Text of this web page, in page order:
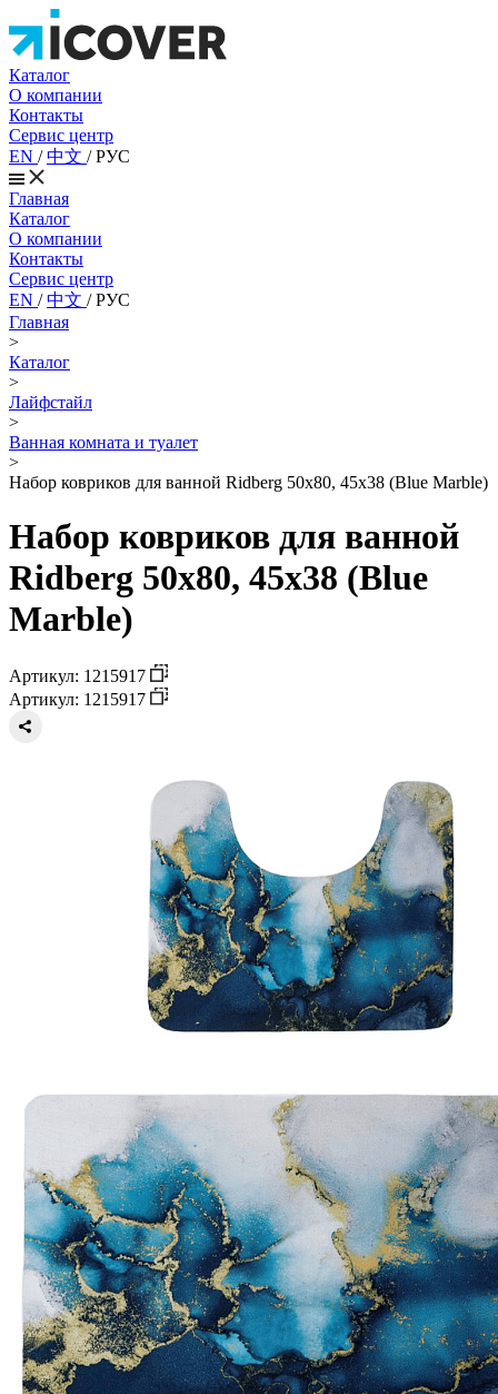
Каталог
О компании
Контакты
Сервис центр
EN /中文 /РУС
Главная
Каталог
О компании
Контакты
Сервис центр
EN /中文 /РУС
Главная
>
Каталог
>
Лайфстайл
>
Ванная комната и туалет
>
Набор ковриков для ванной Ridberg 50x80, 45x38 (Blue Marble)
Набор ковриков для ванной
Ridberg 50x80, 45x38 (Blue
Marble)
Артикул: 1215917
Артикул: 1215917